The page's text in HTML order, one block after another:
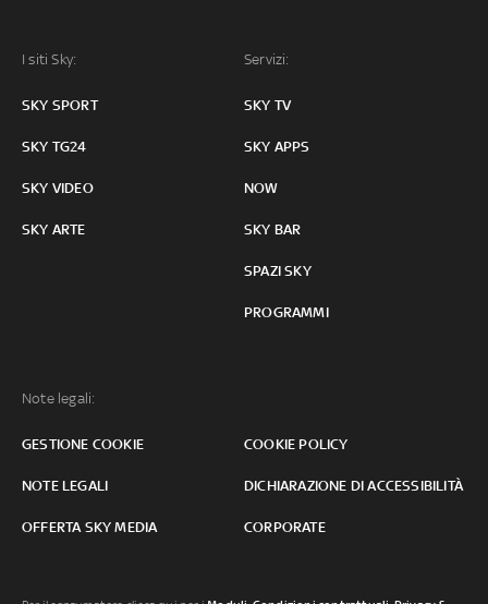
I siti Sky:
SKY SPORT
SKY TG24
SKY VIDEO
SKY ARTE
Servizi:
SKY TV
SKY APPS
NOW
SKY BAR
SPAZI SKY
PROGRAMMI
Note legali:
GESTIONE COOKIE COOKIE POLICY
NOTE LEGALI DICHIARAZIONE DI ACCESSIBILITÀ
OFFERTA SKY MEDIA CORPORATE